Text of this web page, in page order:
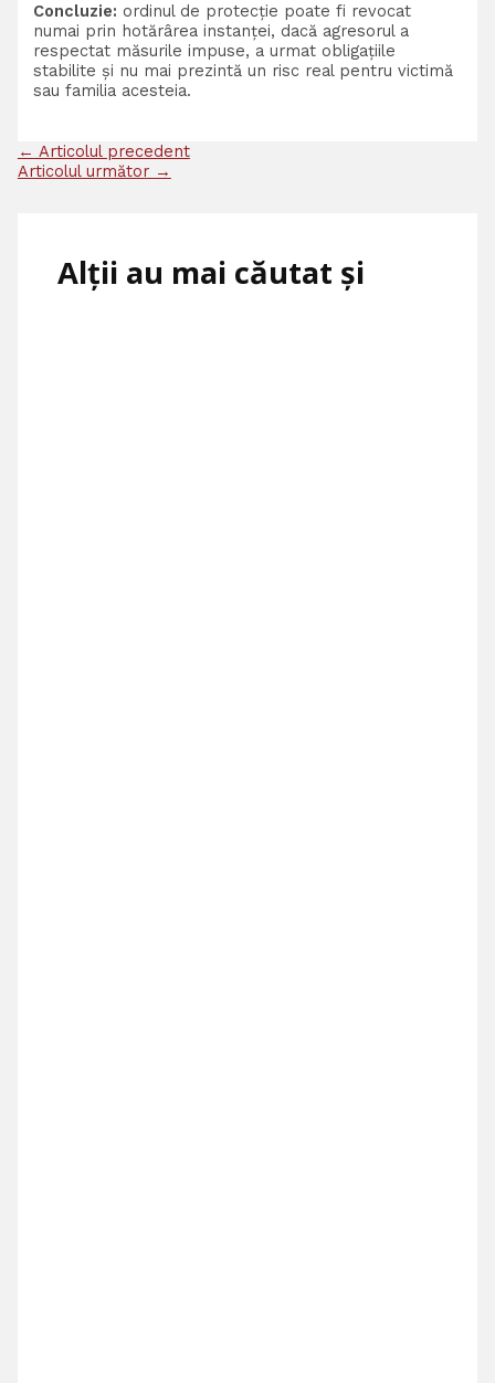
Concluzie: ordinul de protecție poate fi revocat
numai prin hotărârea instanței, dacă agresorul a
respectat măsurile impuse, a urmat obligațiile
stabilite și nu mai prezintă un risc real pentru victimă
sau familia acesteia.
← Articolul precedent
Articolul următor →
Alții au mai căutat și